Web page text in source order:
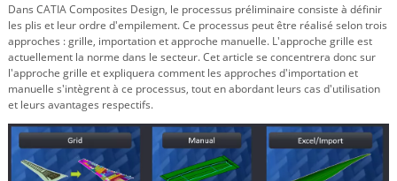
Dans CATIA Composites Design, le processus préliminaire consiste à définir
les plis et leur ordre d'empilement. Ce processus peut être réalisé selon trois
approches : grille, importation et approche manuelle. L'approche grille est
actuellement la norme dans le secteur. Cet article se concentrera donc sur
l'approche grille et expliquera comment les approches d'importation et
manuelle s'intègrent à ce processus, tout en abordant leurs cas d'utilisation
et leurs avantages respectifs.